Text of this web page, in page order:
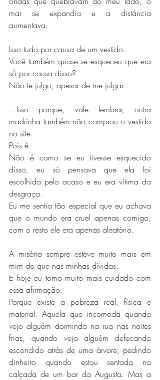
mar se expandia e a distância
aumentava.
Isso tudo por causa de um vestido.
Você também quase se esqueceu que era
só por causa disso?
Não te julgo, apesar de me julgar.
...Isso porque, vale lembrar, outra
madrinha também não comprou o vestido
no site.
Pois é.
Não é como se eu tivesse esquecido
disso, eu só pensava que ela foi
escolhida pelo acaso e eu era vítima da
desgraça.
Eu me sentia tão especial que eu achava
que o mundo era cruel apenas comigo,
com o resto ele era apenas aleatório.
A miséria sempre esteve muito mais em
mim do que nas minhas dívidas.
E hoje eu tomo muito mais cuidado com
essa afirmação.
Porque existe a pobreza real, física e
material. Aquela que incomoda quando
vejo alguém dormindo na rua nas noites
frias, quando vejo alguém defecando
escondido atrás de uma árvore, pedindo
dinheiro quando estou sentada na
calçada de um bar da Augusta. Mas a